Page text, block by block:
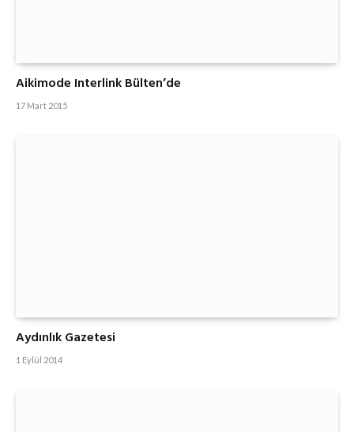
Aikimode Interlink Bülten’de
17 Mart 2015
Aydınlık Gazetesi
1 Eylül 2014